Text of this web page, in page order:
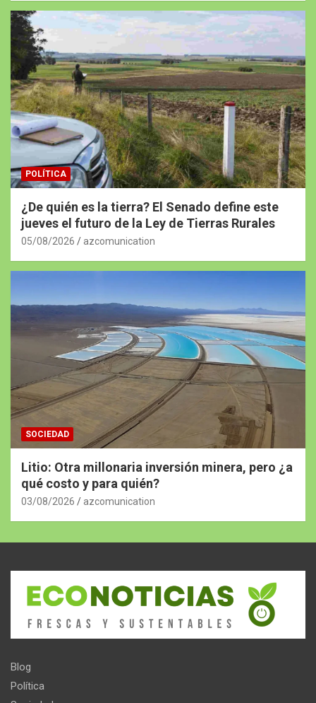
POLÍTICA
¿De quién es la tierra? El Senado define este
jueves el futuro de la Ley de Tierras Rurales
05/08/2026 azcomunication
SOCIEDAD
Litio: Otra millonaria inversión minera, pero ¿a
qué costo y para quién?
03/08/2026 azcomunication
Blog
Política